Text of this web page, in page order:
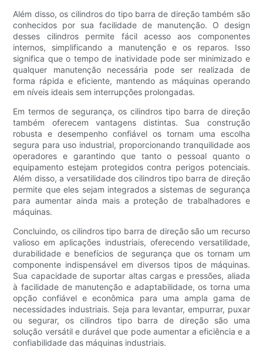
Além disso, os cilindros do tipo barra de direção também são
conhecidos por sua facilidade de manutenção. O design
desses cilindros permite fácil acesso aos componentes
internos, simplificando a manutenção e os reparos. Isso
significa que o tempo de inatividade pode ser minimizado e
qualquer manutenção necessária pode ser realizada de
forma rápida e eficiente, mantendo as máquinas operando
em níveis ideais sem interrupções prolongadas.
Em termos de segurança, os cilindros tipo barra de direção
também oferecem vantagens distintas. Sua construção
robusta e desempenho confiável os tornam uma escolha
segura para uso industrial, proporcionando tranquilidade aos
operadores e garantindo que tanto o pessoal quanto o
equipamento estejam protegidos contra perigos potenciais.
Além disso, a versatilidade dos cilindros tipo barra de direção
permite que eles sejam integrados a sistemas de segurança
para aumentar ainda mais a proteção de trabalhadores e
máquinas.
Concluindo, os cilindros tipo barra de direção são um recurso
valioso em aplicações industriais, oferecendo versatilidade,
durabilidade e benefícios de segurança que os tornam um
componente indispensável em diversos tipos de máquinas.
Sua capacidade de suportar altas cargas e pressões, aliada
à facilidade de manutenção e adaptabilidade, os torna uma
opção confiável e econômica para uma ampla gama de
necessidades industriais. Seja para levantar, empurrar, puxar
ou segurar, os cilindros tipo barra de direção são uma
solução versátil e durável que pode aumentar a eficiência e a
confiabilidade das máquinas industriais.